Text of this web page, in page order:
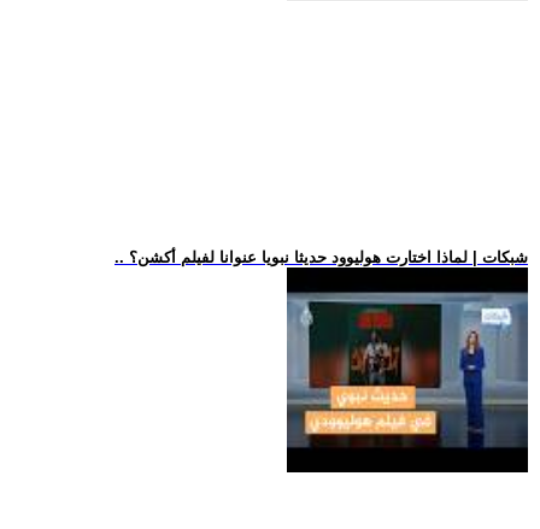
.. شبكات | لماذا اختارت هوليوود حديثا نبويا عنوانا لفيلم أكشن؟